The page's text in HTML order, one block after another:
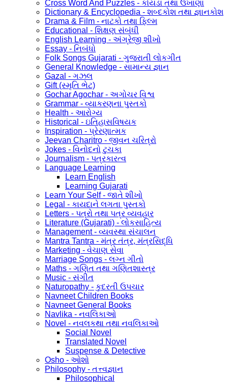
Cross Word And Puzzles - કોયડા તથા ઉખાણાં
Dictionary & Encyclopedia - શબ્દકોશ તથા જ્ઞાનકોશ
Drama & Film - નાટકો તથા ફિલ્મ
Educational - શિક્ષણ સંબંધી
English Learning - અંગ્રેજી શીખો
Essay - નિબંધો
Folk Songs Gujarati - ગુજરાતી લોકગીત
General Knowledge - સામાન્ય જ્ઞાન
Gazal - ગઝલ
Gift (સ્મૃતિ ભેટ)
Gochar Agochar - અગોચર વિશ્વ
Grammar - વ્યાકરણના પુસ્તકો
Health - આરોગ્ય
Historical - ઇતિહાસવિષયક
Inspiration - પ્રેરણાત્મક
Jeevan Charitro - જીવન ચરિત્રો
Jokes - વિનોદનો ટુચકા
Journalism - પત્રકારત્વ
Language Learning
Learn English
Learning Gujarati
Learn Your Self - જાતે શીખો
Legal - કાયદાને લગતા પુસ્તકો
Letters - પત્રો તથા પત્ર વ્યવહાર
Literature (Gujarati) - લોકસાહિત્ય
Management - વ્યવસ્થા સંચાલન
Mantra Tantra - મંત્ર તંત્ર, મંત્રસિદ્ધિ
Marketing - વેચાણ સેવા
Marriage Songs - લગ્ન ગીતો
Maths - ગણિત તથા ગણિતશાસ્ત્ર
Music - સંગીત
Naturopathy - કુદરતી ઉપચાર
Navneet Children Books
Navneet General Books
Navlika - નવલિકાઓ
Novel - નવલકથા તથા નવલિકાઓ
Social Novel
Translated Novel
Suspense & Detective
Osho - ઓશો
Philosophy - તત્ત્વજ્ઞાન
Philosophical